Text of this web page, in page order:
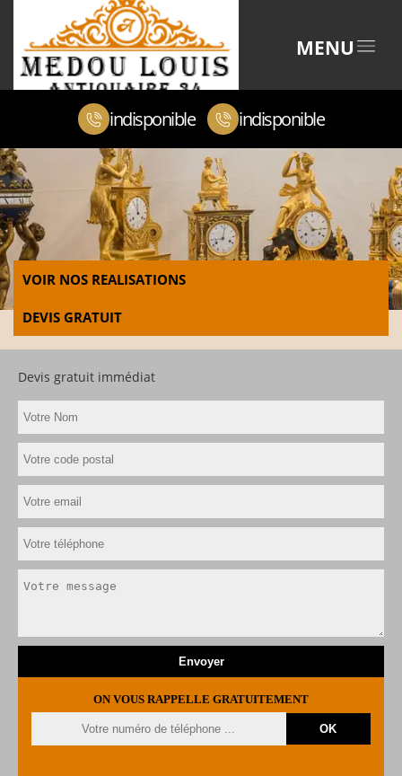
MENU
indisponible indisponible
VOIR NOS REALISATIONS
DEVIS GRATUIT
Devis gratuit immédiat
ON VOUS RAPPELLE GRATUITEMENT